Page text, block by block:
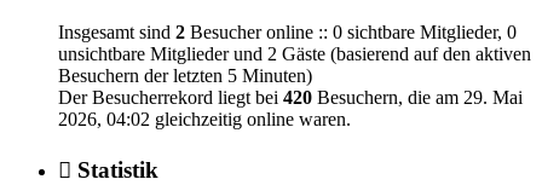
Insgesamt sind 2 Besucher online :: 0 sichtbare Mitglieder, 0
unsichtbare Mitglieder und 2 Gäste (basierend auf den aktiven
Besuchern der letzten 5 Minuten)
Der Besucherrekord liegt bei 420 Besuchern, die am 29. Mai
2026, 04:02 gleichzeitig online waren.
Statistik